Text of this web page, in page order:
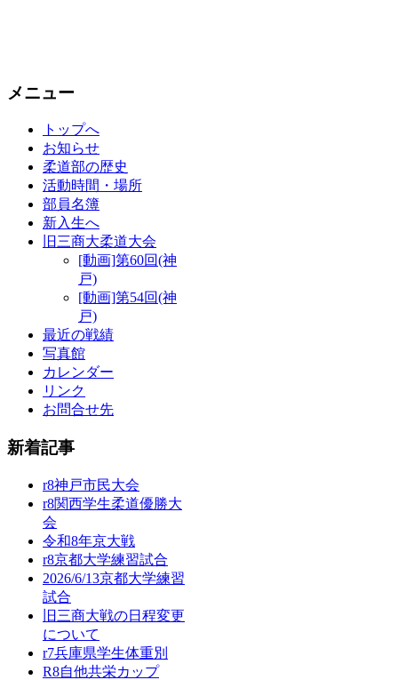
メニュー
トップへ
お知らせ
柔道部の歴史
活動時間・場所
部員名簿
新入生へ
旧三商大柔道大会
[動画]第60回(神
戸)
[動画]第54回(神
戸)
最近の戦績
写真館
カレンダー
リンク
お問合せ先
新着記事
r8神戸市民大会
r8関西学生柔道優勝大
会
令和8年京大戦
r8京都大学練習試合
2026/6/13京都大学練習
試合
旧三商大戦の日程変更
について
r7兵庫県学生体重別
R8自他共栄カップ